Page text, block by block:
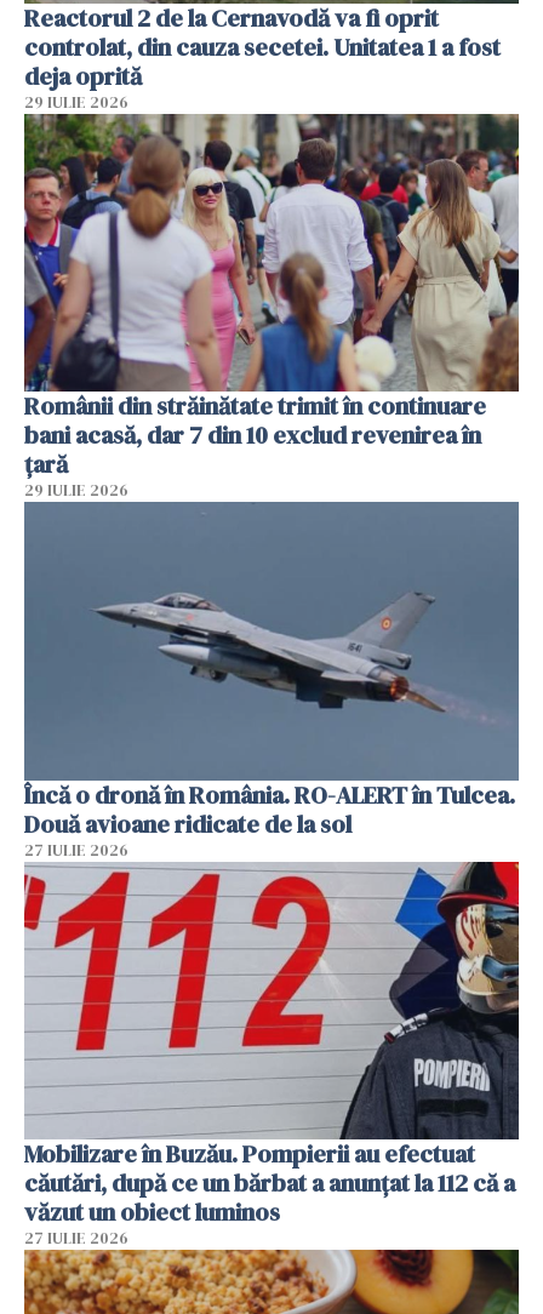
Reactorul 2 de la Cernavodă va fi oprit
controlat, din cauza secetei. Unitatea 1 a fost
deja oprită
29 IULIE 2026
Românii din străinătate trimit în continuare
bani acasă, dar 7 din 10 exclud revenirea în
țară
29 IULIE 2026
Încă o dronă în România. RO-ALERT în Tulcea.
Două avioane ridicate de la sol
27 IULIE 2026
Mobilizare în Buzău. Pompierii au efectuat
căutări, după ce un bărbat a anunțat la 112 că a
văzut un obiect luminos
27 IULIE 2026